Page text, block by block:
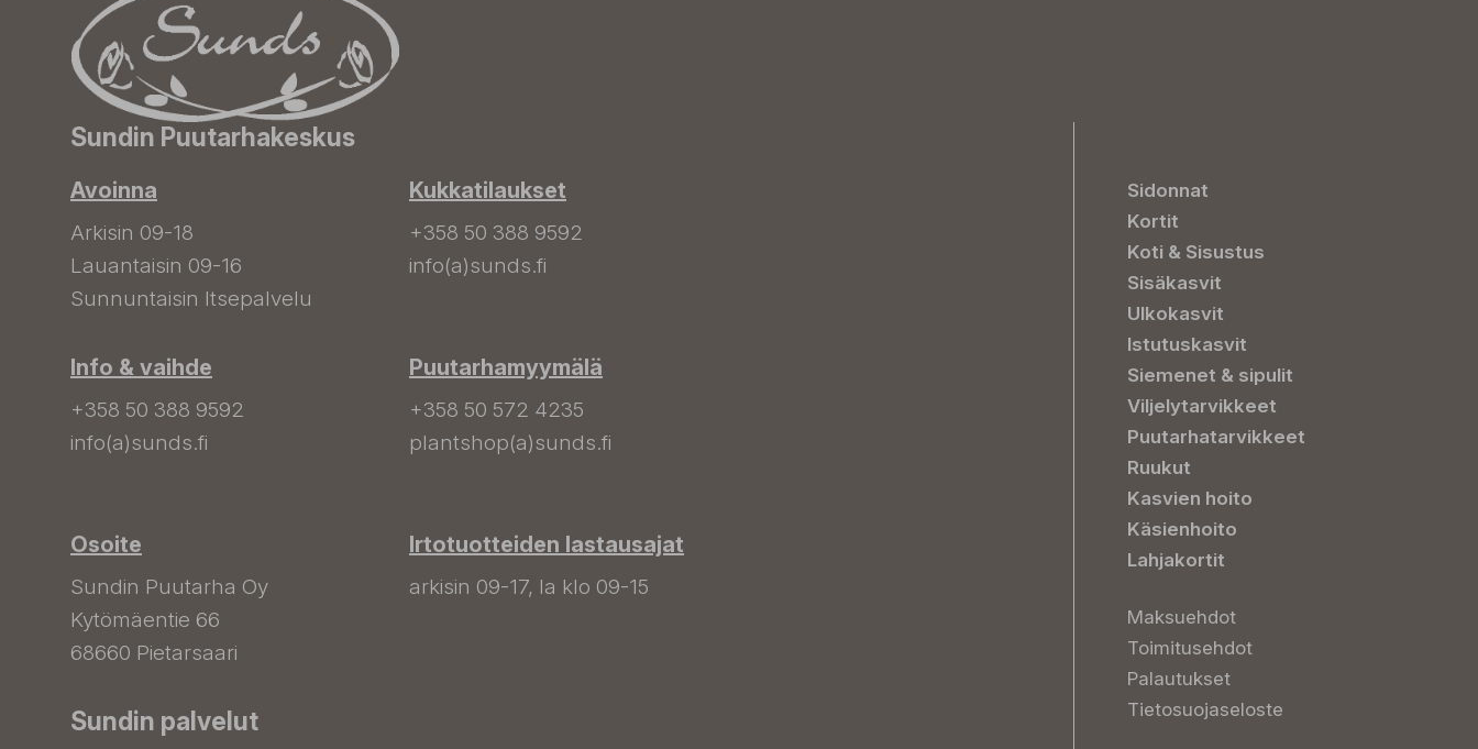
Sundin Puutarhakeskus
Avoinna
Arkisin 09-18
Lauantaisin 09-16
Sunnuntaisin Itsepalvelu
Info & vaihde
+358 50 388 9592
info(a)sunds.fi
Osoite
Sundin Puutarha Oy
Kytömäentie 66
68660 Pietarsaari
Kukkatilaukset
+358 50 388 9592
info(a)sunds.fi
Puutarhamyymälä
+358 50 572 4235
plantshop(a)sunds.fi
Irtotuotteiden lastausajat
arkisin 09-17, la klo 09-15
Sundin palvelut
Sidonnat
Kortit
Koti & Sisustus
Sisäkasvit
Ulkokasvit
Istutuskasvit
Siemenet & sipulit
Viljelytarvikkeet
Puutarhatarvikkeet
Ruukut
Kasvien hoito
Käsienhoito
Lahjakortit
Maksuehdot
Toimitusehdot
Palautukset
Tietosuojaseloste